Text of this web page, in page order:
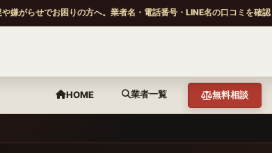
嫌がらせでお困りの方へ。業者名・電話番号・LINE名の口コミを確認
HOME 業者一覧 無料相談